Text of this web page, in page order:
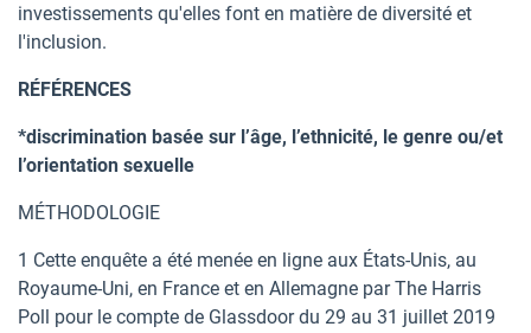
investissements qu'elles font en matière de diversité et
l'inclusion.
RÉFÉRENCES
*discrimination basée sur l’âge, l’ethnicité, le genre ou/et
l’orientation sexuelle
MÉTHODOLOGIE
1 Cette enquête a été menée en ligne aux États-Unis, au
Royaume-Uni, en France et en Allemagne par The Harris
Poll pour le compte de Glassdoor du 29 au 31 juillet 2019